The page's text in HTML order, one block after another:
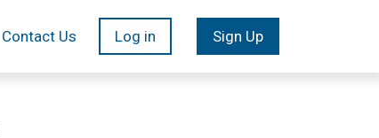
Contact Us Log in Sign Up